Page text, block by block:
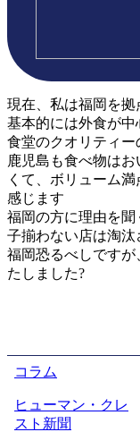
現在、私は福岡を拠
基本的には外食が中
食堂のクオリティ
鹿児島も食べ物は
くて、ボリューム
感じます
福岡の方に理由を
子揃わない店は淘
福岡恐るべしです
たしました?
コラム
ヒューマン・クレ
スト新聞